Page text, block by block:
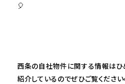
🎈
西条の自社物件に関する情報は
紹介しているのでぜひご覧くださ